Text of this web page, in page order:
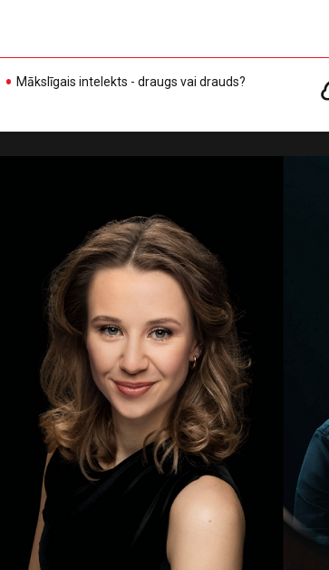
Mākslīgais intelekts - draugs vai drauds?